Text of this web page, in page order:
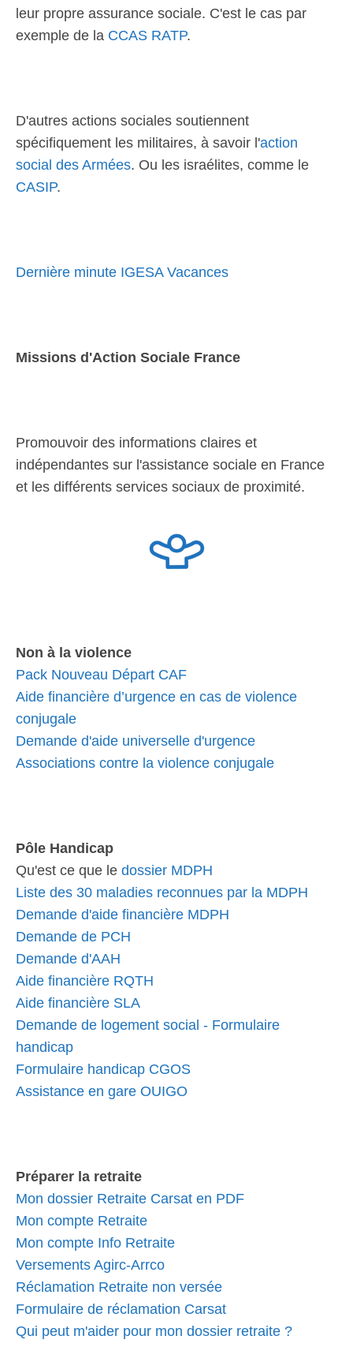
leur propre assurance sociale. C'est le cas par
exemple de la CCAS RATP.
D'autres actions sociales soutiennent
spécifiquement les militaires, à savoir l'action
social des Armées. Ou les israélites, comme le
CASIP.
Dernière minute IGESA Vacances
Missions d'Action Sociale France
Promouvoir des informations claires et
indépendantes sur l'assistance sociale en France
et les différents services sociaux de proximité.
Non à la violence
Pack Nouveau Départ CAF
Aide financière d’urgence en cas de violence
conjugale
Demande d'aide universelle d'urgence
Associations contre la violence conjugale
Pôle Handicap
Qu'est ce que le dossier MDPH
Liste des 30 maladies reconnues par la MDPH
Demande d'aide financière MDPH
Demande de PCH
Demande d'AAH
Aide financière RQTH
Aide financière SLA
Demande de logement social - Formulaire
handicap
Formulaire handicap CGOS
Assistance en gare OUIGO
Préparer la retraite
Mon dossier Retraite Carsat en PDF
Mon compte Retraite
Mon compte Info Retraite
Versements Agirc-Arrco
Réclamation Retraite non versée
Formulaire de réclamation Carsat
Qui peut m'aider pour mon dossier retraite ?